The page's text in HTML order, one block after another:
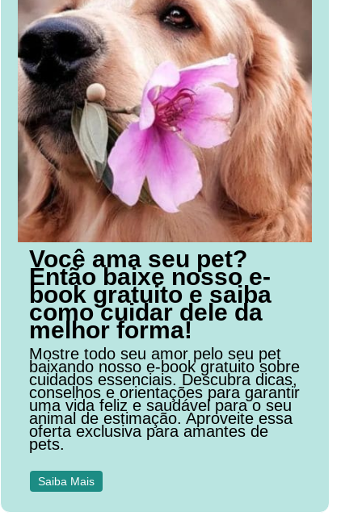
Você ama seu pet?
Então baixe nosso e-
book gratuito e saiba
como cuidar dele da
melhor forma!
Mostre todo seu amor pelo seu pet
baixando nosso e-book gratuito sobre
cuidados essenciais. Descubra dicas,
conselhos e orientações para garantir
uma vida feliz e saudável para o seu
animal de estimação. Aproveite essa
oferta exclusiva para amantes de
pets.
Saiba Mais